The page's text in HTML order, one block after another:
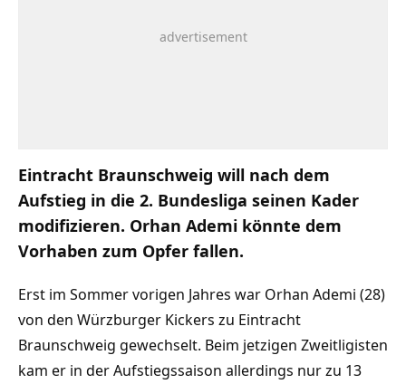
Eintracht Braunschweig will nach dem
Aufstieg in die 2. Bundesliga seinen Kader
modifizieren. Orhan Ademi könnte dem
Vorhaben zum Opfer fallen.
Erst im Sommer vorigen Jahres war Orhan Ademi (28)
von den Würzburger Kickers zu Eintracht
Braunschweig gewechselt. Beim jetzigen Zweitligisten
kam er in der Aufstiegssaison allerdings nur zu 13